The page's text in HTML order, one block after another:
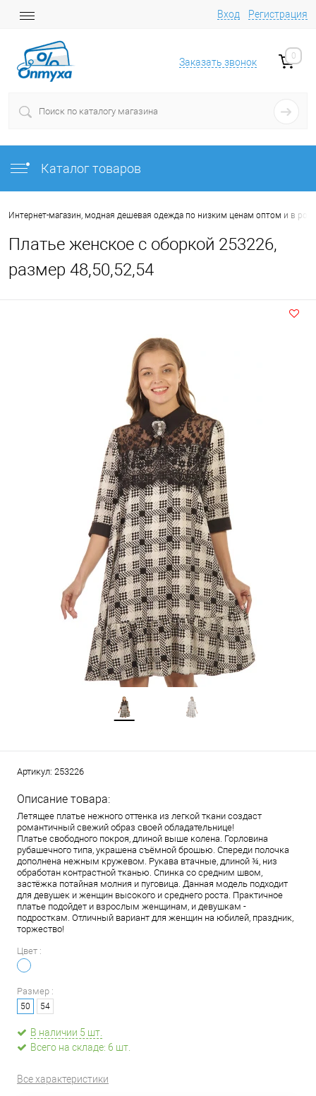
Вход Регистрация
Заказать звонок
0
Каталог товаров
Интернет-магазин, модная дешевая одежда по низким ценам оптом и в
Платье женское с оборкой 253226,
размер 48,50,52,54
Артикул: 253226
Описание товара:
Летящее платье нежного оттенка из легкой ткани создаст
романтичный свежий образ своей обладательнице!
Платье свободного покроя, длиной выше колена. Горловина
рубашечного типа, украшена съёмной брошью. Спереди полочка
дополнена нежным кружевом. Рукава втачные, длиной ¾, низ
обработан контрастной тканью. Спинка со средним швом,
застёжка потайная молния и пуговица. Данная модель подходит
для девушек и женщин высокого и среднего роста. Практичное
платье подойдет и взрослым женщинам, и девушкам -
подросткам. Отличный вариант для женщин на юбилей, праздник,
торжество!
Цвет :
Размер :
50 54
В наличии 5 шт.
Всего на складе: 6 шт.
Все характеристики